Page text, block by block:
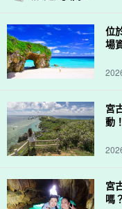
位
場
宮
動！
宮
嗎